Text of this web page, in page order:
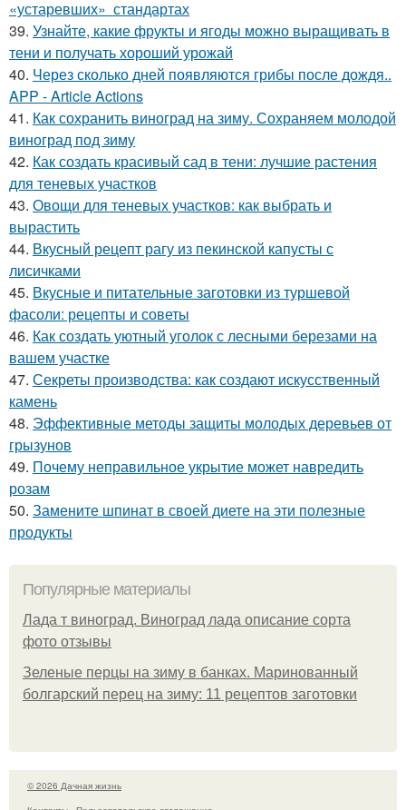
«устаревших» стандартах
39. Узнайте, какие фрукты и ягоды можно выращивать в
тени и получать хороший урожай
40. Через сколько дней появляются грибы после дождя..
APP - Article Actions
41. Как сохранить виноград на зиму. Сохраняем молодой
виноград под зиму
42. Как создать красивый сад в тени: лучшие растения
для теневых участков
43. Овощи для теневых участков: как выбрать и
вырастить
44. Вкусный рецепт рагу из пекинской капусты с
лисичками
45. Вкусные и питательные заготовки из туршевой
фасоли: рецепты и советы
46. Как создать уютный уголок с лесными березами на
вашем участке
47. Секреты производства: как создают искусственный
камень
48. Эффективные методы защиты молодых деревьев от
грызунов
49. Почему неправильное укрытие может навредить
розам
50. Замените шпинат в своей диете на эти полезные
продукты
Популярные материалы
Лада т виноград. Виноград лада описание сорта
фото отзывы
Зеленые перцы на зиму в банках. Маринованный
болгарский перец на зиму: 11 рецептов заготовки
© 2026 Дачная жизнь